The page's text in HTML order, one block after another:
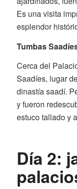
Es una visita
esplendor
Tumbas
Cerca del
Saadíes, lugar
dinastía saadí.
y fueron
estuco tallado y
Día 2: